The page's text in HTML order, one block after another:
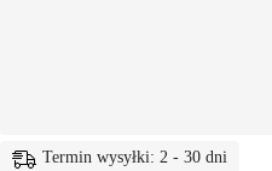
Termin wysyłki: 2 - 30 dni